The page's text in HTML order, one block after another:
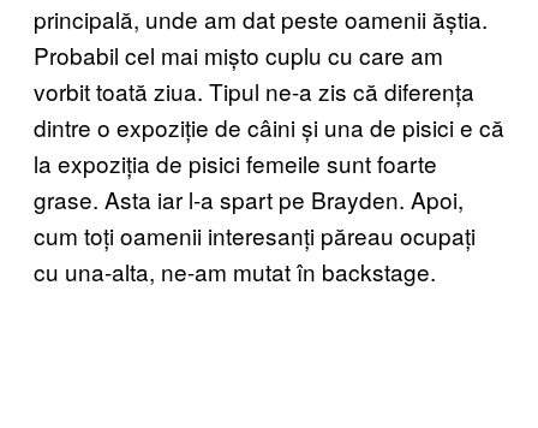
principală, unde am dat peste oamenii ăștia.
Probabil cel mai mișto cuplu cu care am
vorbit toată ziua. Tipul ne-a zis că diferența
dintre o expoziție de câini și una de pisici e că
la expoziția de pisici femeile sunt foarte
grase. Asta iar l-a spart pe Brayden. Apoi,
cum toți oamenii interesanți păreau ocupați
cu una-alta, ne-am mutat în backstage.